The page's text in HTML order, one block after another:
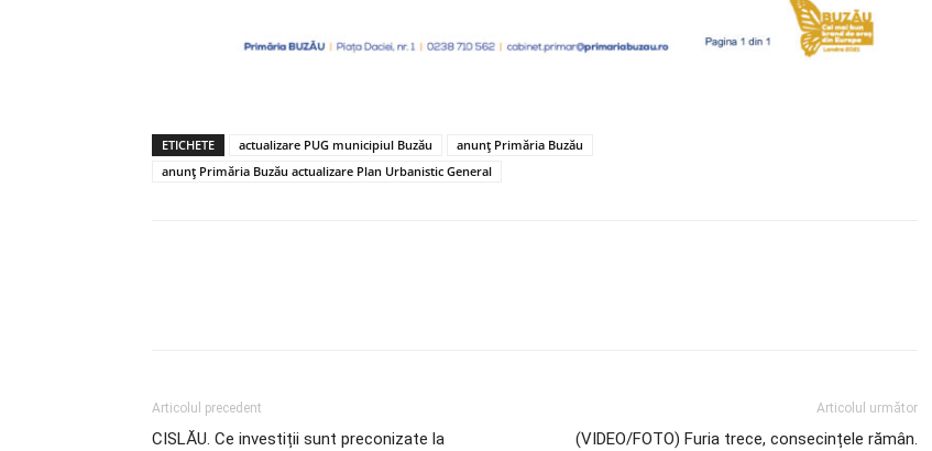
ETICHETE actualizare PUG municipiul Buzău
anunț Primăria Buzău
anunț Primăria Buzău actualizare Plan Urbanistic General
Articolul precedent
CISLĂU. Ce investiții sunt preconizate la
Articolul următor
(VIDEO/FOTO) Furia trece, consecințele rămân.